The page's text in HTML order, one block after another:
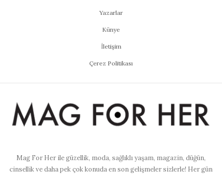
Yazarlar
Künye
İletişim
Çerez Politikası
Mag For Her ile güzellik, moda, sağlıklı yaşam, magazin, düğün,
cinsellik ve daha pek çok konuda en son gelişmeler sizlerle! Her gün